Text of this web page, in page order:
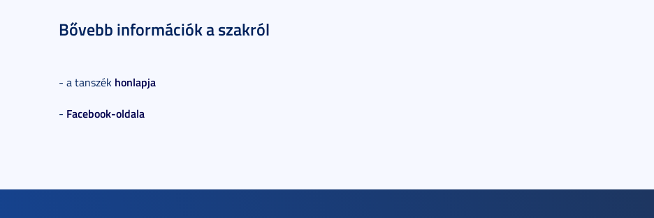
Bővebb információk a szakról
- a tanszék honlapja
- Facebook-oldala